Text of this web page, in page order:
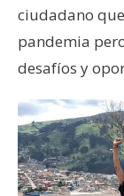
ciudadano
pandemia
desafíos y